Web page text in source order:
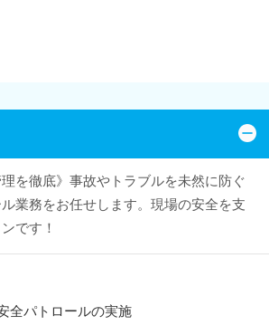
理を徹底》事故やトラブルを未然に防ぐ
業務をお任せします。現場の安全を支
です！
全パトロールの実施